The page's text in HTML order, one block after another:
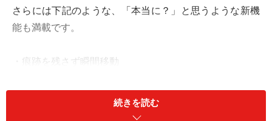
さらには下記のような、「本当に？」と思うような新機
能も満載です。
・痕跡を残さず瞬間移動
・ゆがんだ建物もまっすぐに！ オドロキの広角補正
続きを読む